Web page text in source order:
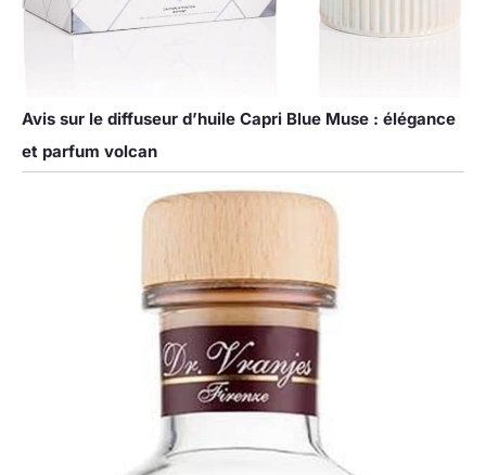
Avis sur le diffuseur d’huile Capri Blue Muse : élégance
et parfum volcan